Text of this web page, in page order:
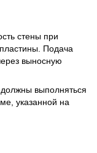
стены при
Подача
выносную
выполняться
указанной на